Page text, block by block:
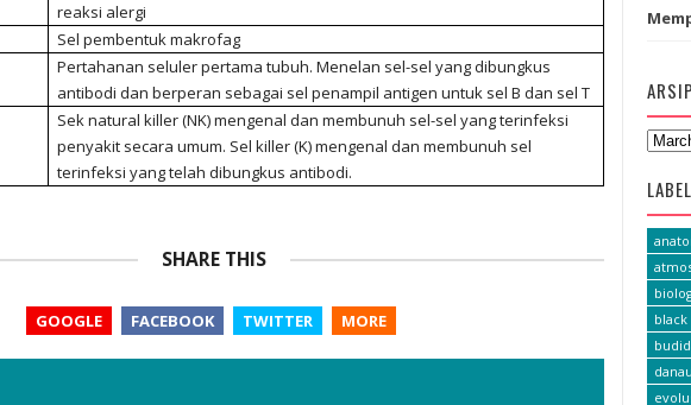
reaksi alergi
Sel pembentuk makrofag
Pertahanan seluler pertama tubuh. Menelan sel-sel yang dibungkus
antibodi dan berperan sebagai sel penampil antigen untuk sel B dan sel T
Sek natural killer (NK) mengenal dan membunuh sel-sel yang terinfeksi
penyakit secara umum. Sel killer (K) mengenal dan membunuh sel
terinfeksi yang telah dibungkus antibodi.
SHARE THIS
GOOGLE FACEBOOK TWITTER MORE
LABEL
danau